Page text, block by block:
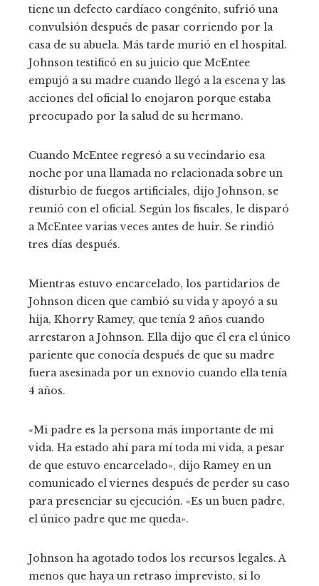
tiene un defecto cardíaco congénito, sufrió una
convulsión después de pasar corriendo por la
casa de su abuela. Más tarde murió en el hospital.
Johnson testificó en su juicio que McEntee
empujó a su madre cuando llegó a la escena y las
acciones del oficial lo enojaron porque estaba
preocupado por la salud de su hermano.
Cuando McEntee regresó a su vecindario esa
noche por una llamada no relacionada sobre un
disturbio de fuegos artificiales, dijo Johnson, se
reunió con el oficial. Según los fiscales, le disparó
a McEntee varias veces antes de huir. Se rindió
tres días después.
Mientras estuvo encarcelado, los partidarios de
Johnson dicen que cambió su vida y apoyó a su
hija, Khorry Ramey, que tenía 2 años cuando
arrestaron a Johnson. Ella dijo que él era el único
pariente que conocía después de que su madre
fuera asesinada por un exnovio cuando ella tenía
4 años.
«Mi padre es la persona más importante de mi
vida. Ha estado ahí para mí toda mi vida, a pesar
de que estuvo encarcelado», dijo Ramey en un
comunicado el viernes después de perder su caso
para presenciar su ejecución. «Es un buen padre,
el único padre que me queda».
Johnson ha agotado todos los recursos legales. A
menos que haya un retraso imprevisto, si lo